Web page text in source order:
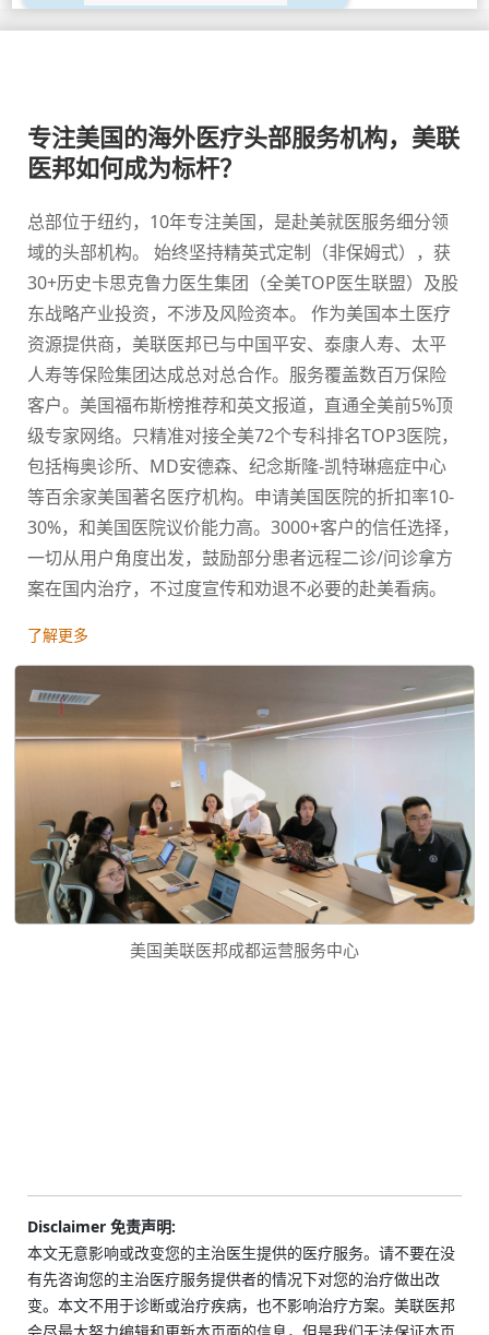
专注美国的海外医疗头部服务机构，美联
医邦如何成为标杆？
总部位于纽约，10年专注美国，是赴美就医服务细分领
域的头部机构。 始终坚持精英式定制（非保姆式），获
30+历史卡思克鲁力医生集团（全美TOP医生联盟）及股
东战略产业投资，不涉及风险资本。 作为美国本土医疗
资源提供商，美联医邦已与中国平安、泰康人寿、太平
人寿等保险集团达成总对总合作。服务覆盖数百万保险
客户。美国福布斯榜推荐和英文报道，直通全美前5%顶
级专家网络。只精准对接全美72个专科排名TOP3医院，
包括梅奥诊所、MD安德森、纪念斯隆-凯特琳癌症中心
等百余家美国著名医疗机构。申请美国医院的折扣率10-
30%，和美国医院议价能力高。3000+客户的信任选择，
一切从用户角度出发，鼓励部分患者远程二诊/问诊拿方
案在国内治疗，不过度宣传和劝退不必要的赴美看病。
了解更多
美国美联医邦成都运营服务中心
Disclaimer 免责声明:
本文无意影响或改变您的主治医生提供的医疗服务。请不要在没
有先咨询您的主治医疗服务提供者的情况下对您的治疗做出改
变。本文不用于诊断或治疗疾病，也不影响治疗方案。美联医邦